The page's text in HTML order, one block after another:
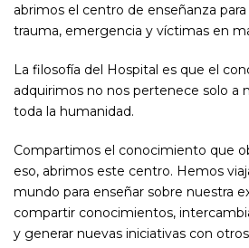
abrimos el centro de enseñanza
trauma, emergencia y víctimas en
La filosofía del Hospital es que el
adquirimos no nos pertenece solo a
toda la humanidad.
Compartimos el conocimiento que
eso, abrimos este centro. Hemos
mundo para enseñar sobre nuestra
compartir conocimientos,
y generar nuevas iniciativas con